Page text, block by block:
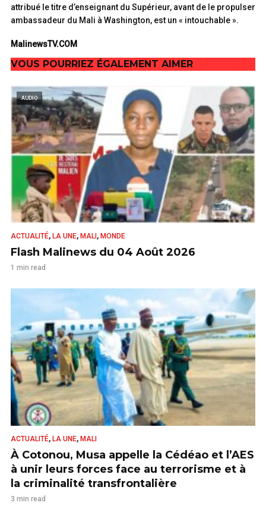
attribué le titre d’enseignant du Supérieur, avant de le propulser
ambassadeur du Mali à Washington, est un « intouchable ».
MalinewsTV.COM
VOUS POURRIEZ ÉGALEMENT AIMER
AUDIO
ACTUALITÉ, LA UNE, MALI , MONDE
Flash Malinews du 04 Août 2026
1 min read
ACTUALITÉ, LA UNE, MALI
À Cotonou, Musa appelle la Cédéao et l’AES
à unir leurs forces face au terrorisme et à
la criminalité transfrontalière
3 min read